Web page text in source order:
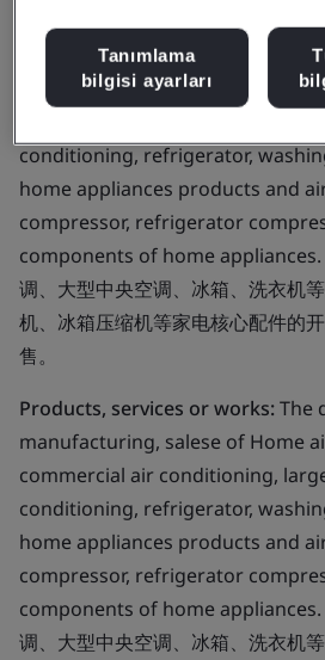
Business scope:The
manufacturing, salese of Home
conditioning, refrigerator,
home appliances products and
compressor, refrigerator
components of home appliances.
调、大型中央空调、冰箱、洗衣机
机、冰箱压缩机等家电核心配件的
售。
Products, services or works:The
manufacturing, salese of Home
commercial air conditioning,
conditioning, refrigerator,
home appliances products and
compressor, refrigerator
components of home appliances.
调、大型中央空调、冰箱、洗衣机
Tanımlama
bilgisi ayarları